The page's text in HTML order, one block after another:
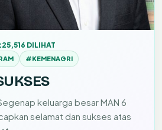
25,516 DILIHAT
#KEMENAGRI
keluarga besar MAN 6
selamat dan sukses atas